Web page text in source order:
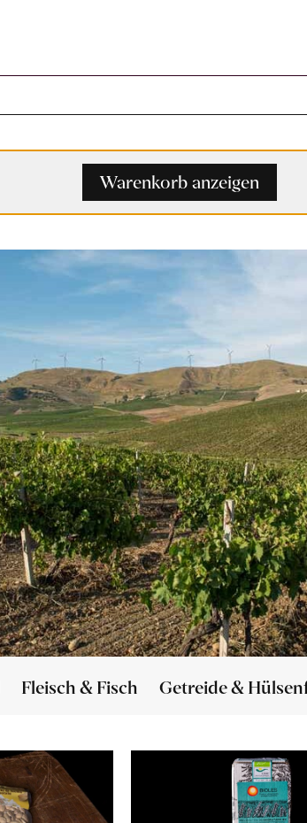
Warenkorb anzeigen
Fleisch & Fisch Getreide &